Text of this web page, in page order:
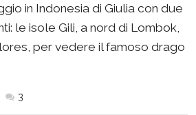
in Indonesia di Giulia con due
le isole Gili, a nord di Lombok,
per vedere il famoso drago
3